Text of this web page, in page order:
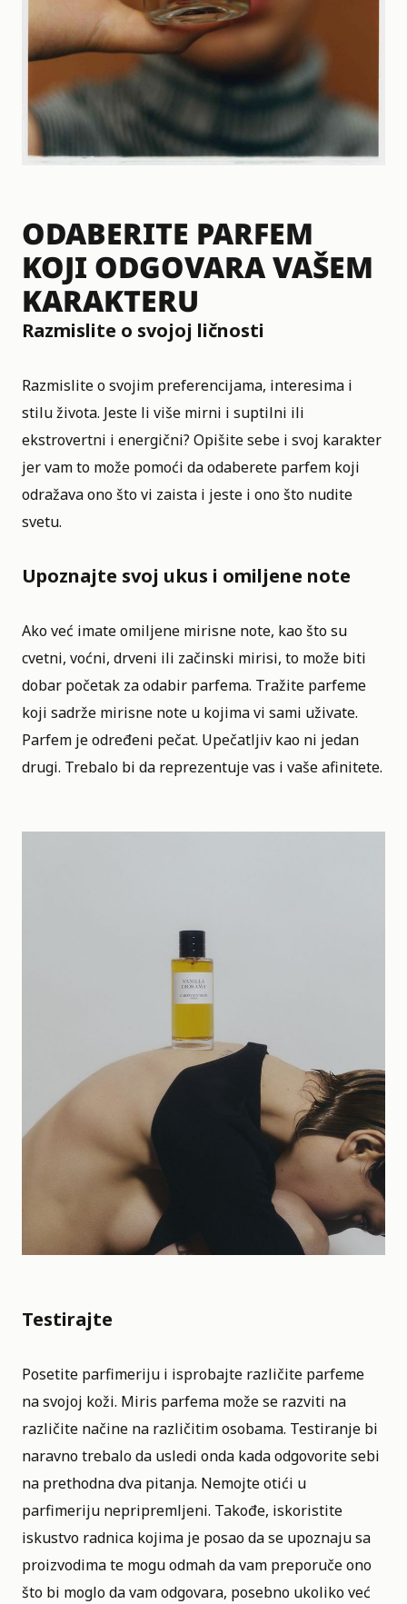
ODABERITE PARFEM
KOJI ODGOVARA VAŠEM
KARAKTERU
Razmislite o svojoj ličnosti
Razmislite o svojim preferencijama, interesima i
stilu života. Jeste li više mirni i suptilni ili
ekstrovertni i energični? Opišite sebe i svoj karakter
jer vam to može pomoći da odaberete parfem koji
odražava ono što vi zaista i jeste i ono što nudite
svetu.
Upoznajte svoj ukus i omiljene note
Ako već imate omiljene mirisne note, kao što su
cvetni, voćni, drveni ili začinski mirisi, to može biti
dobar početak za odabir parfema. Tražite parfeme
koji sadrže mirisne note u kojima vi sami uživate.
Parfem je određeni pečat. Upečatljiv kao ni jedan
drugi. Trebalo bi da reprezentuje vas i vaše afinitete.
Testirajte
Posetite parfimeriju i isprobajte različite parfeme
na svojoj koži. Miris parfema može se razviti na
različite načine na različitim osobama. Testiranje bi
naravno trebalo da usledi onda kada odgovorite sebi
na prethodna dva pitanja. Nemojte otići u
parfimeriju nepripremljeni. Takođe, iskoristite
iskustvo radnica kojima je posao da se upoznaju sa
proizvodima te mogu odmah da vam preporuče ono
što bi moglo da vam odgovara, posebno ukoliko već